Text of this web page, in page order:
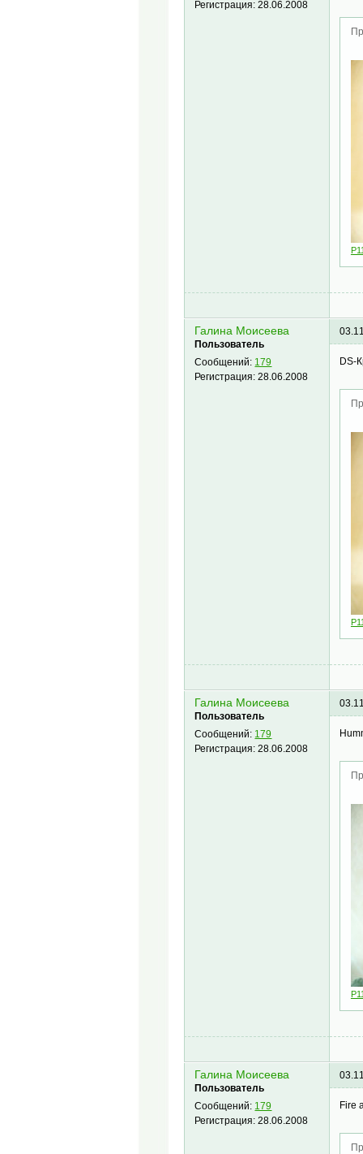
Регистрация:28.06.2008
Галина Моисеева
Пользователь
Сообщений: 179
Регистрация:28.06.2008
DS-
Галина Моисеева
Пользователь
Сообщений: 179
Регистрация:28.06.2008
Галина Моисеева
Пользователь
Сообщений: 179
Регистрация:28.06.2008
Fire